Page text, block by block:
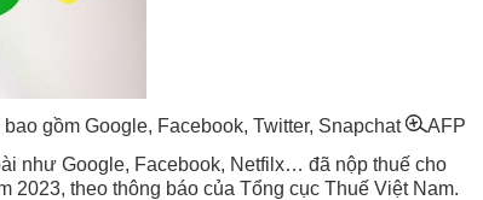
gồm Google, Facebook, Twitter, Snapchat
AFP
như Google, Facebook, Netfilx… đã nộp thuế cho
2023, theo thông báo của Tổng cục Thuế Việt Nam.